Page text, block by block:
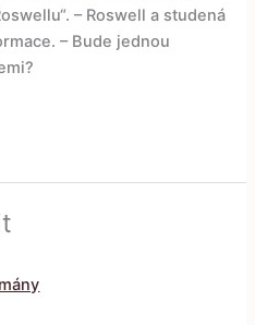
– Roswell a studená
– Bude jednou